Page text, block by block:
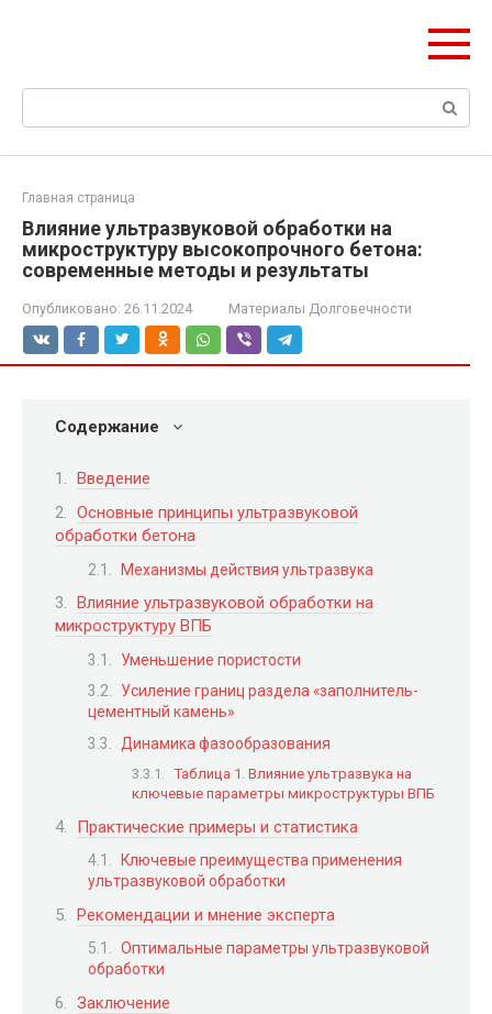
Поиск:
Главная страница
Влияние ультразвуковой обработки на
микроструктуру высокопрочного бетона:
современные методы и результаты
Опубликовано: 26.11.2024 Материалы Долговечности
Содержание
Введение
Основные принципы ультразвуковой
обработки бетона
Механизмы действия ультразвука
Влияние ультразвуковой обработки на
микроструктуру ВПБ
Уменьшение пористости
Усиление границ раздела «заполнитель-
цементный камень»
Динамика фазообразования
Таблица 1. Влияние ультразвука на
ключевые параметры микроструктуры ВПБ
Практические примеры и статистика
Ключевые преимущества применения
ультразвуковой обработки
Рекомендации и мнение эксперта
Оптимальные параметры ультразвуковой
обработки
Заключение